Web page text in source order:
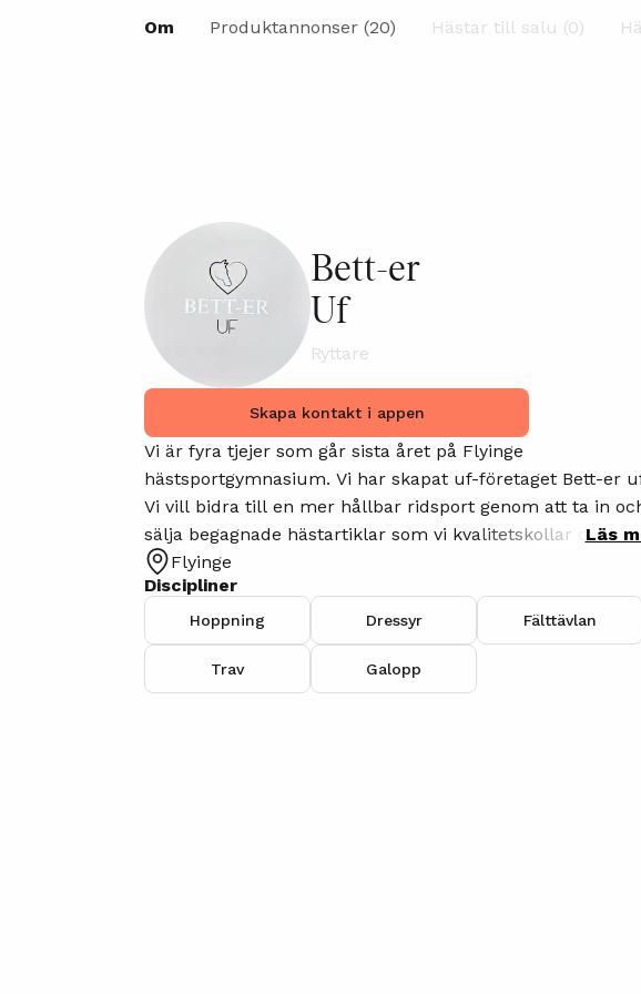
Om Produktannonser (20) Hästar till salu (0)
Bett-er
Uf
Ryttare
Skapa kontakt i appen
Vi är fyra tjejer som går sista året på Flyinge
hästsportgymnasium. Vi har skapat uf-företaget Bett-er
Vi vill bidra till en mer hållbar ridsport genom att ta in
sälja begagnade hästartiklar som vi kvalitetskollar och
granskar. Sedan säljer vi vidare produkterna till ett mycket
förmånligt pris😀
Läs
Flyinge
Discipliner
Hoppning Dressyr Fälttävlan
Trav Galopp